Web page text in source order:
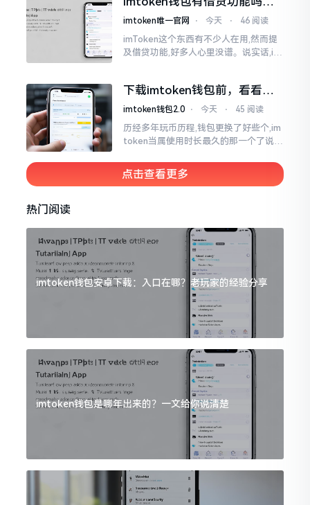
靠谱不靠谱一文说清楚
imtoken唯一官网 ⋅ 今天 ⋅ 46 阅读
imToken这个东西有不少人在用,然而提
及借贷功能,好多人心里没谱。说实话,im
议
下载imtoken钱包前，看看老
用户都咋说
imtoken钱包2.0 ⋅ 今天 ⋅ 45 阅读
历经多年玩币历程,钱包更换了好些个,im
token当属使用时长最久的那一个了说实
况
点击查看更多
热门阅读
imtoken钱包安卓下载：入口在哪？老玩家的经验分享
imtoken钱包是哪年出来的？一文给你说清楚